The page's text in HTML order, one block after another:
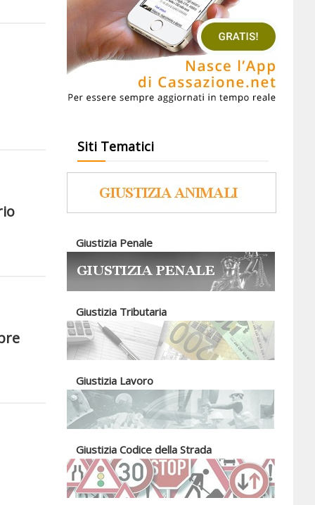
Siti Tematici
Giustizia Penale
Giustizia Tributaria
Giustizia Lavoro
Giustizia Codice della Strada